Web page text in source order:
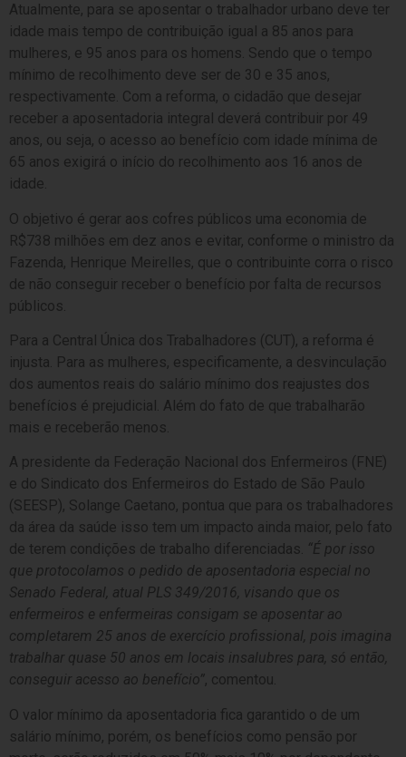
Atualmente, para se aposentar o trabalhador urbano deve ter
idade mais tempo de contribuição igual a 85 anos para
mulheres, e 95 anos para os homens. Sendo que o tempo
mínimo de recolhimento deve ser de 30 e 35 anos,
respectivamente. Com a reforma, o cidadão que desejar
receber a aposentadoria integral deverá contribuir por 49
anos, ou seja, o acesso ao benefício com idade mínima de
65 anos exigirá o início do recolhimento aos 16 anos de
idade.
O objetivo é gerar aos cofres públicos uma economia de
R$738 milhões em dez anos e evitar, conforme o ministro da
Fazenda, Henrique Meirelles, que o contribuinte corra o risco
de não conseguir receber o benefício por falta de recursos
públicos.
Para a Central Única dos Trabalhadores (CUT), a reforma é
injusta. Para as mulheres, especificamente, a desvinculação
dos aumentos reais do salário mínimo dos reajustes dos
benefícios é prejudicial. Além do fato de que trabalharão
mais e receberão menos.
A presidente da Federação Nacional dos Enfermeiros (FNE)
e do Sindicato dos Enfermeiros do Estado de São Paulo
(SEESP), Solange Caetano, pontua que para os trabalhadores
da área da saúde isso tem um impacto ainda maior, pelo fato
de terem condições de trabalho diferenciadas. “É por isso
que protocolamos o pedido de aposentadoria especial no
Senado Federal, atual PLS 349/2016, visando que os
enfermeiros e enfermeiras consigam se aposentar ao
completarem 25 anos de exercício profissional, pois imagina
trabalhar quase 50 anos em locais insalubres para, só então,
conseguir acesso ao benefício”, comentou.
O valor mínimo da aposentadoria fica garantido o de um
salário mínimo, porém, os benefícios como pensão por